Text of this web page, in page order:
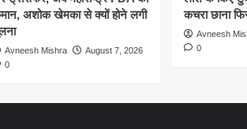
अशोक खेमका से क्यों होने लगी
Avneesh Mishra
August 7, 2026
0
कचरा छाना
Avneesh
0